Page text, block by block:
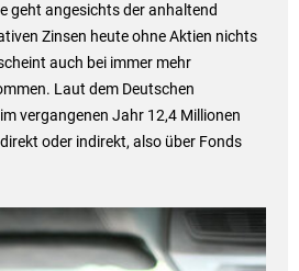
geht angesichts der anhaltend
Zinsen heute ohne Aktien nichts
auch bei immer mehr
Laut dem Deutschen
vergangenen Jahr 12,4 Millionen
oder indirekt, also über Fonds